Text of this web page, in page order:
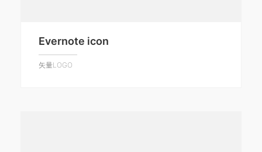
Evernote icon
矢量LOGO